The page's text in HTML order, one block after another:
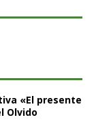
«El presente
Olvido